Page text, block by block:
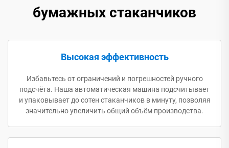
бумажных стаканчиков
Высокая эффективность
Избавьтесь от ограничений и погрешностей ручного
подсчёта. Наша автоматическая машина подсчитывает
и упаковывает до сотен стаканчиков в минуту, позволяя
значительно увеличить общий объём производства.